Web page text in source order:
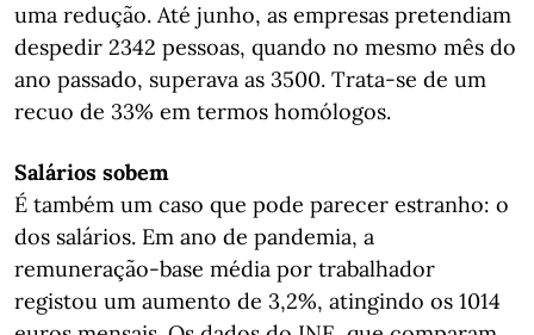
uma redução. Até junho, as empresas pretendiam
despedir 2342 pessoas, quando no mesmo mês do
ano passado, superava as 3500. Trata-se de um
recuo de 33% em termos homólogos.
Salários sobem
É também um caso que pode parecer estranho: o
dos salários. Em ano de pandemia, a
remuneração-base média por trabalhador
registou um aumento de 3,2%, atingindo os 1014